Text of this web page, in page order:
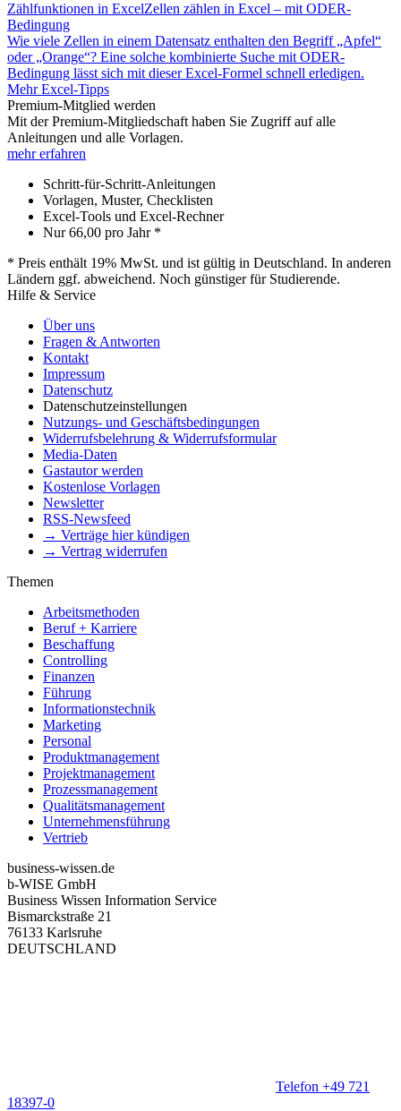
Zählfunktionen in ExcelZellen zählen in Excel – mit ODER-
Bedingung
Wie viele Zellen in einem Datensatz enthalten den Begriff „Apfel“
oder „Orange“? Eine solche kombinierte Suche mit ODER-
Bedingung lässt sich mit dieser Excel-Formel schnell erledigen.
Mehr Excel-Tipps
Premium-Mitglied werden
Mit der Premium-Mitgliedschaft haben Sie Zugriff auf alle
Anleitungen und alle Vorlagen.
mehr erfahren
Schritt-für-Schritt-Anleitungen
Vorlagen, Muster, Checklisten
Excel-Tools und Excel-Rechner
Nur66,00 pro Jahr *
* Preis enthält 19% MwSt. und ist gültig in Deutschland. In anderen
Ländern ggf. abweichend. Noch günstiger für Studierende.
Hilfe & Service
Über uns
Fragen & Antworten
Kontakt
Impressum
Datenschutz
Datenschutzeinstellungen
Nutzungs- und Geschäftsbedingungen
Widerrufsbelehrung & Widerrufsformular
Media-Daten
Gastautor werden
Kostenlose Vorlagen
Newsletter
RSS-Newsfeed
→ Verträge hier kündigen
→ Vertrag widerrufen
Themen
Arbeitsmethoden
Beruf + Karriere
Beschaffung
Controlling
Finanzen
Führung
Informationstechnik
Marketing
Personal
Produktmanagement
Projektmanagement
Prozessmanagement
Qualitätsmanagement
Unternehmensführung
Vertrieb
business-wissen.de
b-WISE GmbH
Business Wissen Information Service
Bismarckstraße 21
76133 Karlsruhe
DEUTSCHLAND
Telefon +49 721
18397-0